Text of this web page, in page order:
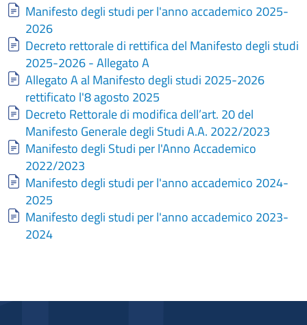
Document
Manifesto degli studi per l'anno accademico 2025-
2026
Document
Decreto rettorale di rettifica del Manifesto degli studi
2025-2026 - Allegato A
Document
Allegato A al Manifesto degli studi 2025-2026
rettificato l'8 agosto 2025
Document
Decreto Rettorale di modifica dell’art. 20 del
Manifesto Generale degli Studi A.A. 2022/2023
Document
Manifesto degli Studi per l'Anno Accademico
2022/2023
Document
Manifesto degli studi per l'anno accademico 2024-
2025
Document
Manifesto degli studi per l'anno accademico 2023-
2024